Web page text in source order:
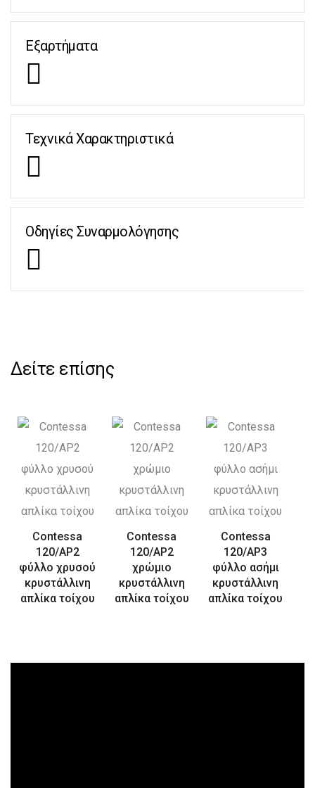
Εξαρτήματα
Τεχνικά Χαρακτηριστικά
Οδηγίες Συναρμολόγησης
Δείτε επίσης
Contessa
120/AP2
φύλλο χρυσού
κρυστάλλινη
απλίκα τοίχου
Contessa
120/AP2
χρώμιο
κρυστάλλινη
απλίκα τοίχου
Contessa
120/AP3
φύλλο ασήμι
κρυστάλλινη
απλίκα τοίχου